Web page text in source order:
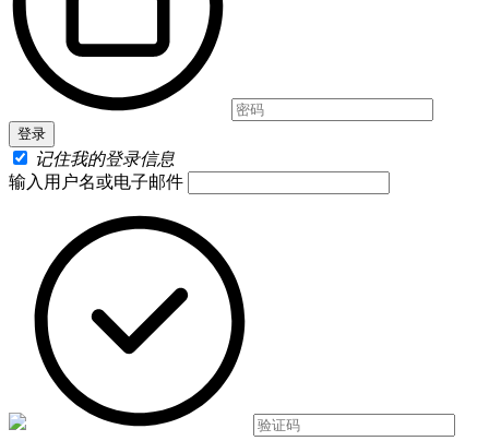
记住我的登录信息
输入用户名或电子邮件